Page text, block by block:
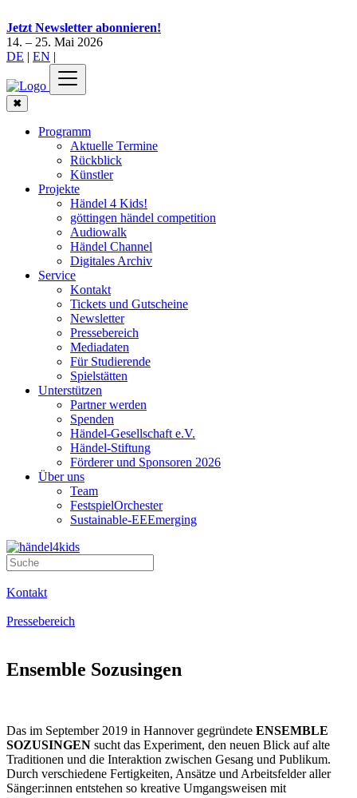
Jetzt Newsletter abonnieren!
14. – 25. Mai 2026
DE | EN |
✖
Programm
Aktuelle Termine
Rückblick
Künstler
Projekte
Händel 4 Kids!
göttingen händel competition
Audiowalk
Händel Channel
Digitales Archiv
Service
Kontakt
Tickets und Gutscheine
Newsletter
Pressebereich
Mediadaten
Für Studierende
Spielstätten
Unterstützen
Partner werden
Spenden
Händel-Gesellschaft e.V.
Händel-Stiftung
Förderer und Sponsoren 2026
Über uns
Team
FestspielOrchester
Sustainable-EEEmerging
Kontakt
Pressebereich
Ensemble Sozusingen
Das im September 2019 in Hannover gegründete ENSEMBLE
SOZUSINGEN sucht das Experiment, den neuen Blick auf alte
Traditionen und die Interaktion zwischen Gesang und Publikum.
Durch verschiedene Fertigkeiten, Ansätze und Arbeitsfelder aller
Sänger:innen entstehen so kreative Umgangsweisen mit